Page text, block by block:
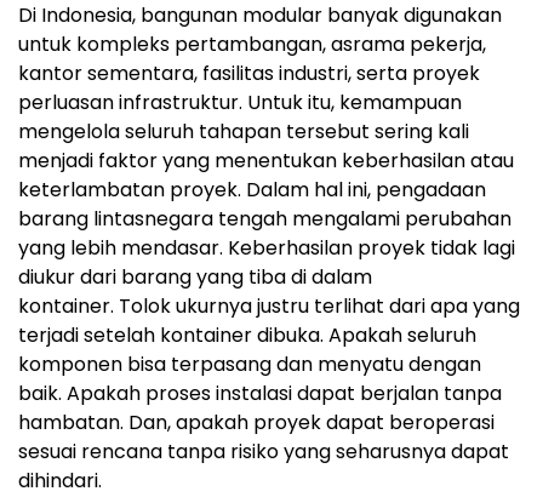
Di Indonesia, bangunan modular banyak digunakan
untuk kompleks pertambangan, asrama pekerja,
kantor sementara, fasilitas industri, serta proyek
perluasan infrastruktur. Untuk itu, kemampuan
mengelola seluruh tahapan tersebut sering kali
menjadi faktor yang menentukan keberhasilan atau
keterlambatan proyek. Dalam hal ini, pengadaan
barang lintasnegara tengah mengalami perubahan
yang lebih mendasar. Keberhasilan proyek tidak lagi
diukur dari barang yang tiba di dalam
kontainer. Tolok ukurnya justru terlihat dari apa yang
terjadi setelah kontainer dibuka. Apakah seluruh
komponen bisa terpasang dan menyatu dengan
baik. Apakah proses instalasi dapat berjalan tanpa
hambatan. Dan, apakah proyek dapat beroperasi
sesuai rencana tanpa risiko yang seharusnya dapat
dihindari.